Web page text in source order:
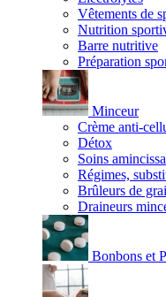
Vêtements de
Nutrition
Barre nutritive
Préparation
Minceur
Crème anti-
Détox
Soins
Régimes,
Brûleurs de
Draineurs
Bonbons et